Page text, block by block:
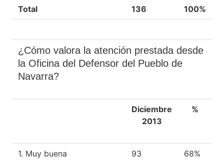
Total 136 100%
¿Cómo valora la atención prestada desde
la Oficina del Defensor del Pueblo de
Navarra?
Diciembre
2013
%
1. Muy buena 93 68%